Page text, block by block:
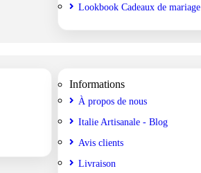
Lookbook Cadeaux de mariage
Informations
À propos de nous
Italie Artisanale - Blog
Avis clients
Livraison